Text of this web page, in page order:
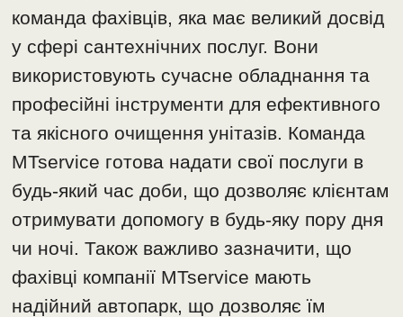
команда фахівців, яка має великий досвід
у сфері сантехнічних послуг. Вони
використовують сучасне обладнання та
професійні інструменти для ефективного
та якісного очищення унітазів. Команда
MTservice готова надати свої послуги в
будь-який час доби, що дозволяє клієнтам
отримувати допомогу в будь-яку пору дня
чи ночі. Також важливо зазначити, що
фахівці компанії MTservice мають
надійний автопарк, що дозволяє їм